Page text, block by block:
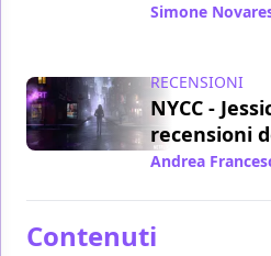
Simone
RECENSIONI
NYCC -
recensioni
Andrea
Contenuti